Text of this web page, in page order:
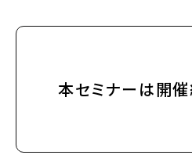
本セミナーは開催